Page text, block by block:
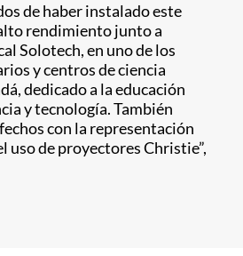
de haber instalado este
rendimiento junto a
Solotech, en uno de los
y centros de ciencia
dedicado a la educación
y tecnología. También
con la representación
uso de proyectores Christie”,